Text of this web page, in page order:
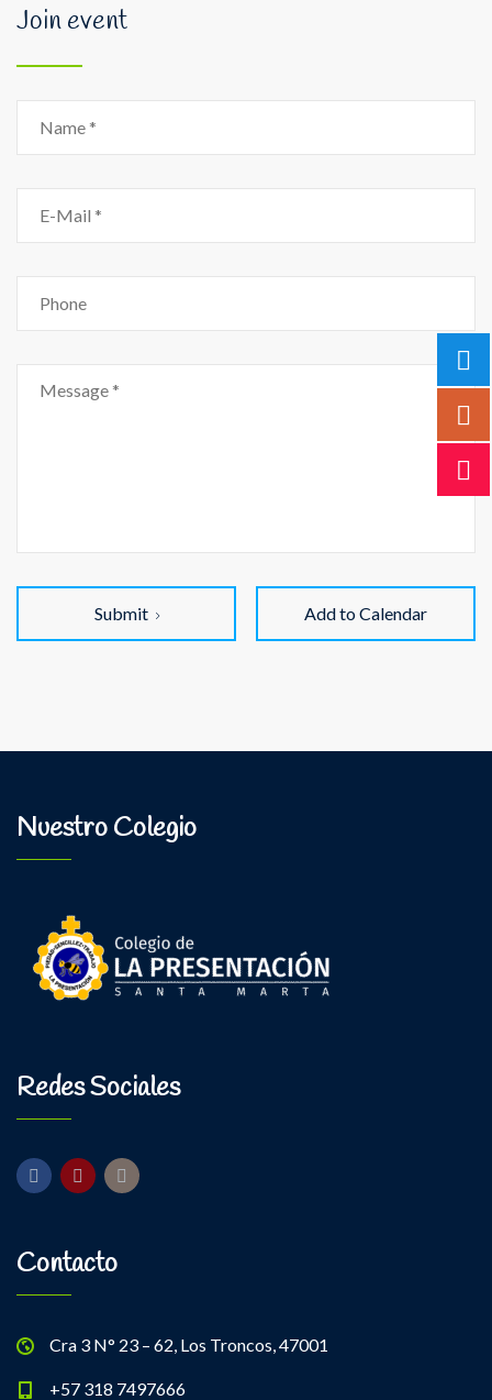
Join event
Submit Add to Calendar
Nuestro Colegio
Redes Sociales
Contacto
Cra 3 N° 23 – 62, Los Troncos, 47001
+57 318 7497666